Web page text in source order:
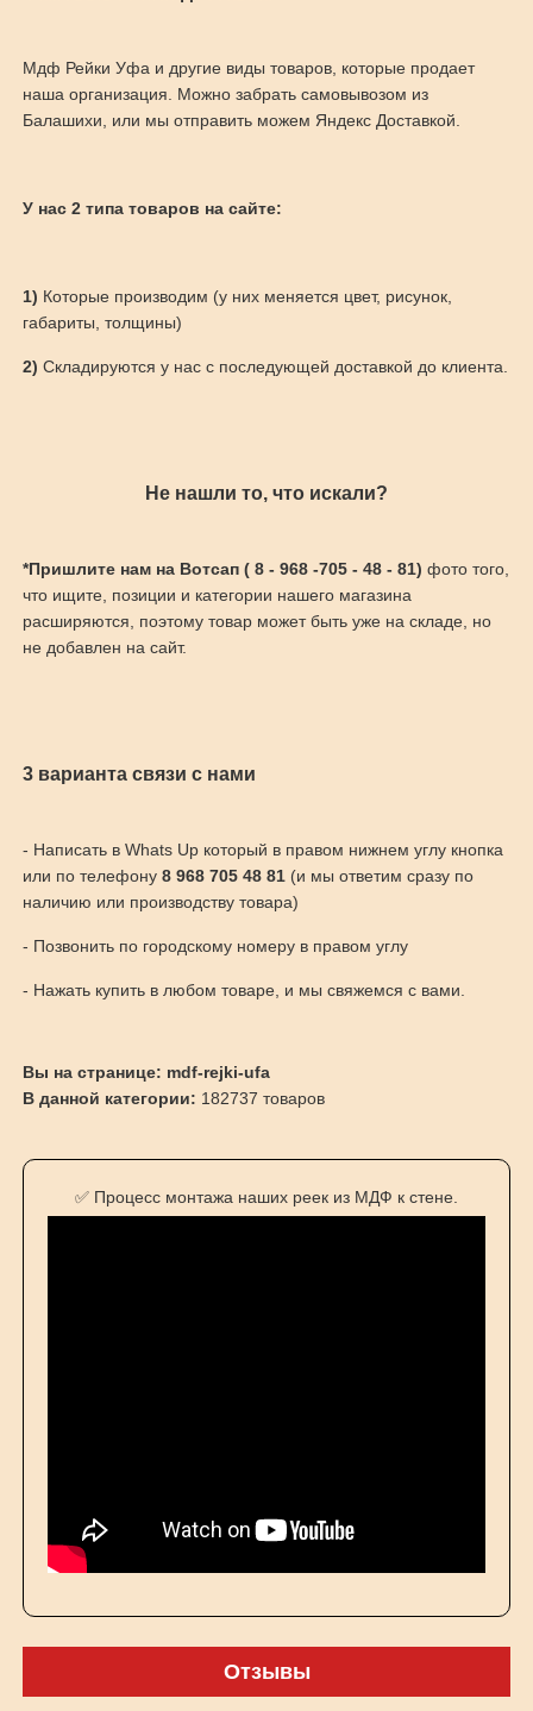
Мдф Рейки Уфа и другие виды товаров, которые продает
наша организация. Можно забрать самовывозом из
Балашихи, или мы отправить можем Яндекс Доставкой.
У нас 2 типа товаров на сайте:
1) Которые производим (у них меняется цвет, рисунок,
габариты, толщины)
2) Складируются у нас с последующей доставкой до клиента.
Не нашли то, что искали?
*Пришлите нам на Вотсап ( 8 - 968 -705 - 48 - 81) фото того,
что ищите, позиции и категории нашего магазина
расширяются, поэтому товар может быть уже на складе, но
не добавлен на сайт.
3 варианта связи с нами
- Написать в Whats Up который в правом нижнем углу кнопка
или по телефону 8 968 705 48 81(и мы ответим сразу по
наличию или производству товара)
- Позвонить по городскому номеру в правом углу
- Нажать купить в любом товаре, и мы свяжемся с вами.
Вы на странице: mdf-rejki-ufa
В данной категории: 182737 товаров
✅ Процесс монтажа наших реек из МДФ к стене.
Отзывы